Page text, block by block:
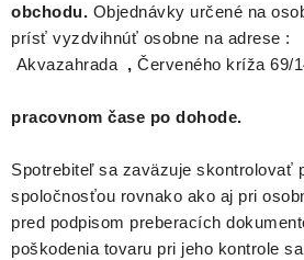
obchodu. Objednávky určené na
prísť vyzdvihnúť osobne na adrese :
Akvazahrada
, Červeného kríža 69/
pracovnom čase po dohode.
Spotrebiteľ sa zaväzuje skontrolovať
spoločnosťou rovnako ako aj pri
pred podpisom preberacích
poškodenia tovaru pri jeho kontrole